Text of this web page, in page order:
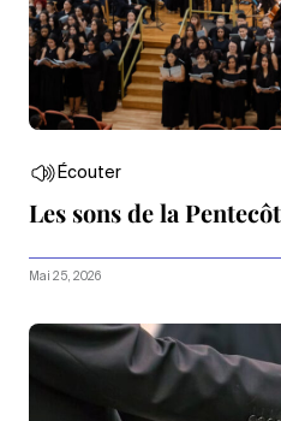
Écouter
Les sons de la
Mai 25, 2026